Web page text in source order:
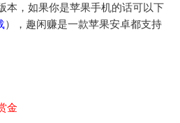
本，如果你是苹果手机的话可以下
），趣闲赚是一款苹果安卓都支持
金